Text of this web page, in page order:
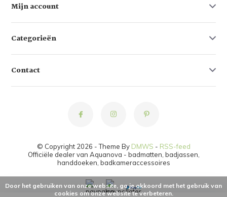
Mijn account
Categorieën
Contact
© Copyright 2026 - Theme By DMWS - RSS-feed
Officiële dealer van Aquanova - badmatten, badjassen,
handdoeken, badkameraccessoires
Door het gebruiken van onze website, ga je akkoord met het gebruik van
cookies om onze website te verbeteren.